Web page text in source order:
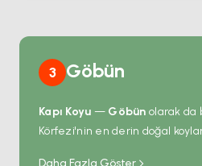
3 Göbün
Kapı Koyu — Göbün olarak da
Körfezi'nin en derin doğal